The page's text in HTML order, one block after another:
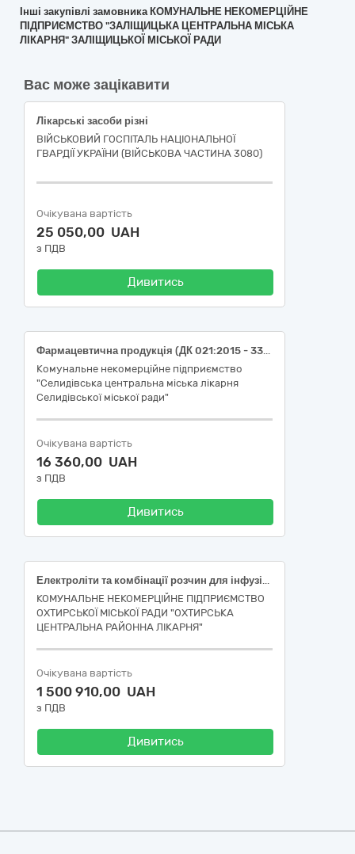
Інші закупівлі замовника КОМУНАЛЬНЕ НЕКОМЕРЦІЙНЕ
ПІДПРИЄМСТВО "ЗАЛІЩИЦЬКА ЦЕНТРАЛЬНА МІСЬКА
ЛІКАРНЯ" ЗАЛІЩИЦЬКОЇ МІСЬКОЇ РАДИ
Вас може зацікавити
Лікарські засоби різні
ВІЙСЬКОВИЙ ГОСПІТАЛЬ НАЦІОНАЛЬНОЇ
ГВАРДІЇ УКРАЇНИ (ВІЙСЬКОВА ЧАСТИНА 3080)
Очікувана вартість
25 050,00 UAH
з ПДВ
Дивитись
Фармацевтична продукція (ДК 021:2015 - 33600000-6 Фармацевтична продукція): Ультравіст 370, розчин для ін`єкцій та інфузій, 370 мг/мл по 100 мл у флаконі, Iopromide
Комунальне некомерційне підприємство
"Селидівська центральна міська лікарня
Селидівської міської ради"
Очікувана вартість
16 360,00 UAH
з ПДВ
Дивитись
Електроліти та комбінації розчин для інфузій, по 500 мл; Рінгера Лактат розчин для інфузій по 400 мл; Рінгера розчин для інфузій по 400 мл; Рінгера розчин для інфузій по 200 мл
КОМУНАЛЬНЕ НЕКОМЕРЦІЙНЕ ПІДПРИЄМСТВО
ОХТИРСЬКОЇ МІСЬКОЇ РАДИ "ОХТИРСЬКА
ЦЕНТРАЛЬНА РАЙОННА ЛІКАРНЯ"
Очікувана вартість
1 500 910,00 UAH
з ПДВ
Дивитись